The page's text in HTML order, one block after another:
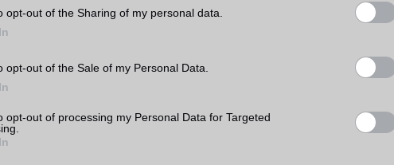
opt-out of the Sharing of my personal data.
opt-out of the Sale of my Personal Data.
opt-out of processing my Personal Data for Targeted
11.5 tablet 2025. szeptember 1-től kapható 139.900 Ft-os ajánlott áron,
szeptemberben 15.000 forintos kuponnal is elérhető, az
kínálatában pedig szintén tokkal és kuponkedvezménnyel vásárolható
8-án indítja el hazai webáruházát, ahol a készülék 15%-os
lesz elérhető a tablet–billentyűzet csomag is, amely szeptember
kedvezménnyel kínálják majd.